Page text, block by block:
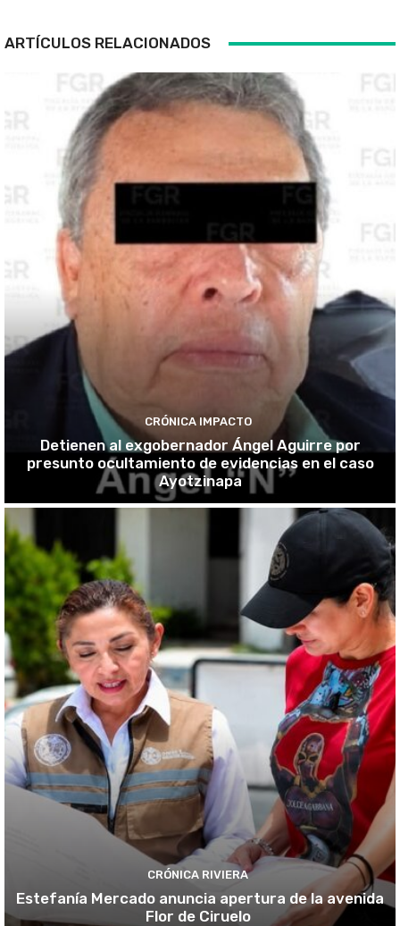
ARTÍCULOS RELACIONADOS
CRÓNICA IMPACTO
Detienen al exgobernador Ángel Aguirre por
presunto ocultamiento de evidencias en el caso
Ayotzinapa
CRÓNICA RIVIERA
Estefanía Mercado anuncia apertura de la avenida
Flor de Ciruelo